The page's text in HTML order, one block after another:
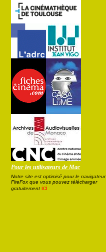
Pour les utilisateurs de Mac
Notre site est optimisé pour le navigateur
FireFox que vous pouvez télécharger
gratuitement ici